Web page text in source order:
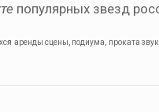
популярных звезд
аренды сцены, подиума, проката